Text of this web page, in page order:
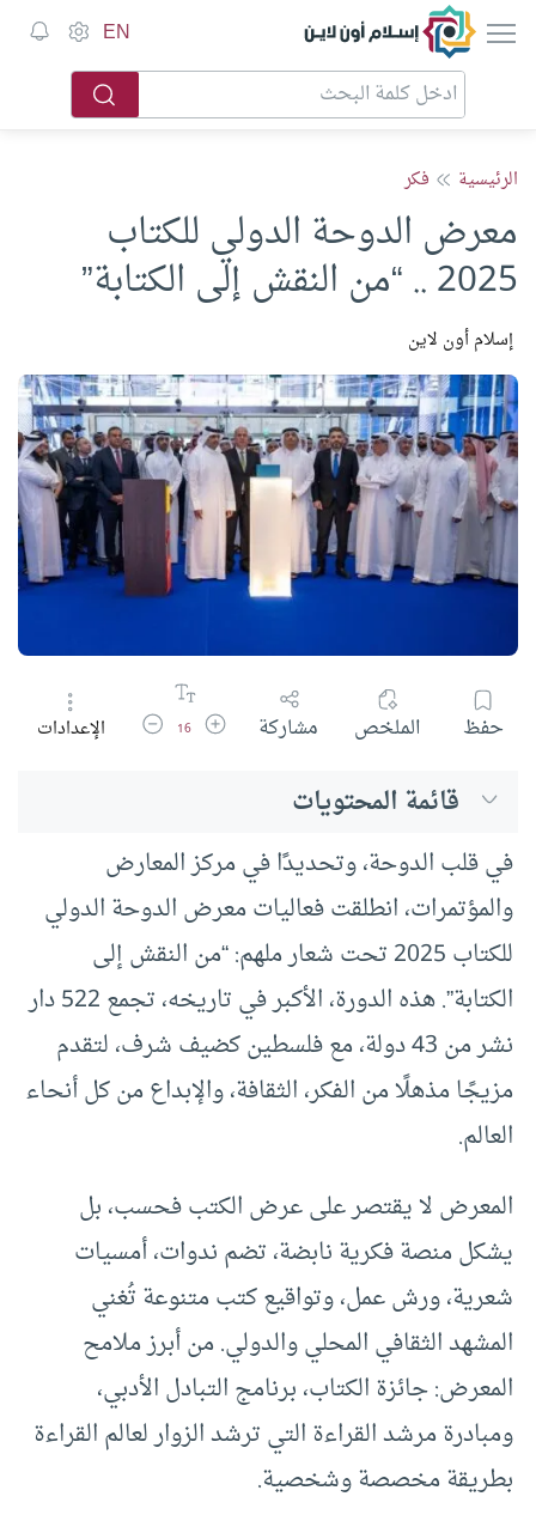
إسلام أون لاين EN
الرئيسية فكر
معرض الدوحة الدولي للكتاب
2025 .. “من النقش إلى الكتابة”
إسلام أون لاين
حفظ الملخص مشاركة زيادة حجم الخط
16 تقليل حجم الخط
الإعدادات
قائمة المحتويات
في قلب الدوحة، وتحديدًا في مركز المعارض
والمؤتمرات، انطلقت فعاليات معرض الدوحة الدولي
للكتاب 2025 تحت شعار ملهم: “من النقش إلى
الكتابة”. هذه الدورة، الأكبر في تاريخه، تجمع 522 دار
نشر من 43 دولة، مع فلسطين كضيف شرف، لتقدم
مزيجًا مذهلًا من الفكر، الثقافة، والإبداع من كل أنحاء
العالم.
المعرض لا يقتصر على عرض الكتب فحسب، بل
يشكل منصة فكرية نابضة، تضم ندوات، أمسيات
شعرية، ورش عمل، وتواقيع كتب متنوعة تُغني
المشهد الثقافي المحلي والدولي. من أبرز ملامح
المعرض: جائزة الكتاب، برنامج التبادل الأدبي،
ومبادرة مرشد القراءة التي ترشد الزوار لعالم القراءة
بطريقة مخصصة وشخصية.